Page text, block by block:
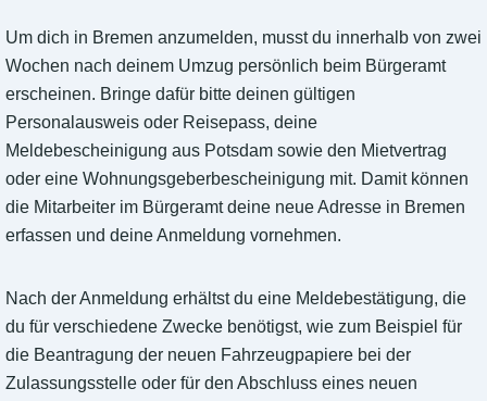
Um dich in Bremen anzumelden, musst du innerhalb von zwei
Wochen nach deinem Umzug persönlich beim Bürgeramt
erscheinen. Bringe dafür bitte deinen gültigen
Personalausweis oder Reisepass, deine
Meldebescheinigung aus Potsdam sowie den Mietvertrag
oder eine Wohnungsgeberbescheinigung mit. Damit können
die Mitarbeiter im Bürgeramt deine neue Adresse in Bremen
erfassen und deine Anmeldung vornehmen.
Nach der Anmeldung erhältst du eine Meldebestätigung, die
du für verschiedene Zwecke benötigst, wie zum Beispiel für
die Beantragung der neuen Fahrzeugpapiere bei der
Zulassungsstelle oder für den Abschluss eines neuen